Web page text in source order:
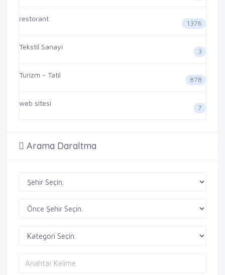
restorant
1376
Tekstil Sanayi
3
Turizm - Tatil
878
web sitesi
7
Arama Daraltma